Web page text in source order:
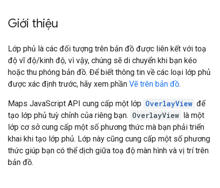
Giới thiệu
Lớp phủ là các đối tượng trên bản đồ được liên kết với toạ
độ vĩ độ/kinh độ, vì vậy, chúng sẽ di chuyển khi bạn kéo
hoặc thu phóng bản đồ. Để biết thông tin về các loại lớp phủ
được xác định trước, hãy xem phần Vẽ trên bản đồ.
Maps JavaScript API cung cấp một lớp OverlayView để
tạo lớp phủ tuỳ chỉnh của riêng bạn. OverlayView
là một
lớp cơ sở cung cấp một số phương thức mà bạn phải triển
khai khi tạo lớp phủ. Lớp này cũng cung cấp một số phương
thức giúp bạn có thể dịch giữa toạ độ màn hình và vị trí trên
bản đồ.